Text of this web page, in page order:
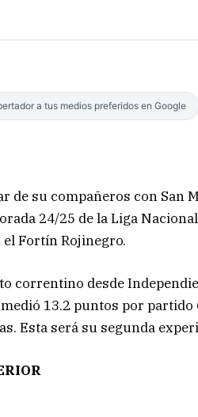
a tus medios preferidos en Google
de su compañeros con San
24/25 de la Liga
Fortín Rojinegro.
correntino desde
13.2 puntos por
Esta será su segunda